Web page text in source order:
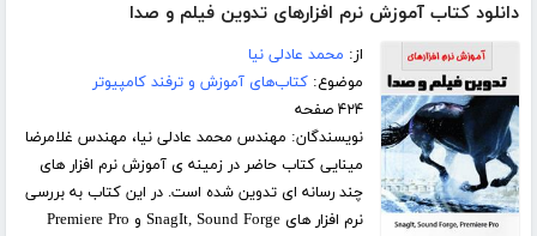
دانلود کتاب آموزش نرم افزارهای تدوین فیلم و صدا
از: محمد عادلی نیا
موضوع:کتاب‌های آموزش و ترفند کامپیوتر
۴۲۴ صفحه
نویسندگان: مهندس محمد عادلی نیا، مهندس غلامرضا
مینایی کتاب حاضر در زمینه ی آموزش نرم افزار های
چند رسانه ای تدوین شده است. در این کتاب به بررسی
نرم افزار های SnagIt, Sound Forge و Premiere Pro